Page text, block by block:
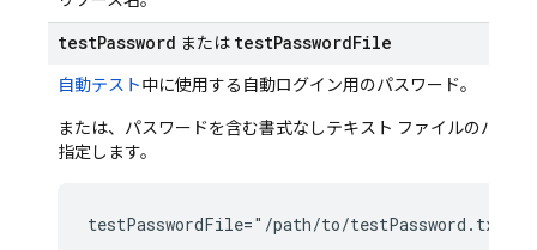
testPassword または testPasswordFile
自動テスト中に使用する自動ログイン用のパスワード。
または、パスワードを含む書式なしテキスト ファイルのパスを
指定します。
testPasswordFile="/path/to/testPassword.txt"